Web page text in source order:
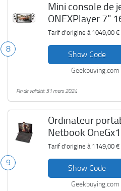
8
Mini console de
ONEXPlayer 7"
Tarif d'origine à 1049,00 €
Show Code
Geekbuying.com
Fin de validité: 31 mars 2024
9
Ordinateur
Netbook
To SSD
Tarif d'origine à 1149,00 €
Show Code
Geekbuying.com